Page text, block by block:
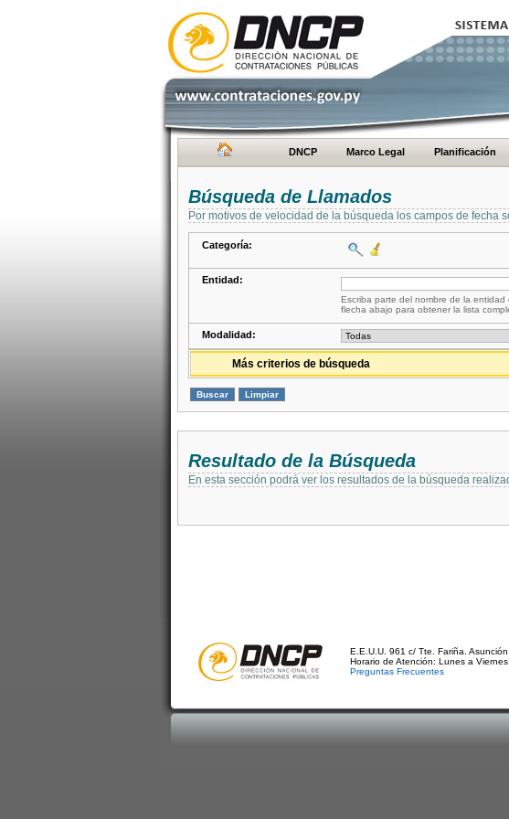
DNCP Marco Legal Planificación
Búsqueda de Llamados
Por motivos de velocidad de la búsqueda los campos de fecha
Categoría:
Entidad:
Escriba parte del nombre de la entidad
flecha abajo para obtener la lista
Modalidad:
Más criterios de búsqueda
Resultado de la Búsqueda
En esta sección podrá ver los resultados de la búsqueda
E.E.U.U. 961 c/ Tte. Fariña.
Horario de Atención: Lunes a
Preguntas Frecuentes